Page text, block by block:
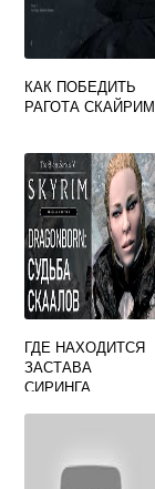
КАК ПОБЕДИТЬ
РАГОТА СКАЙРИМ
ГДЕ НАХОДИТСЯ
ЗАСТАВА
СИРИНГА